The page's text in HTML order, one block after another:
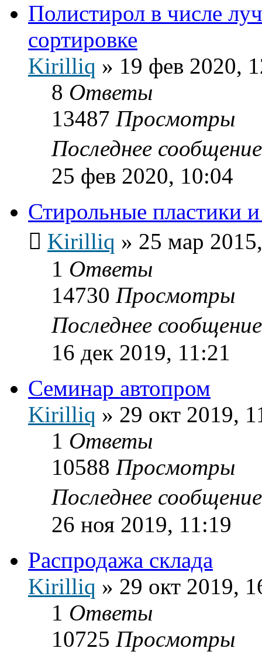
Полистирол в числе
сортировке
Kirilliq » 19 фев 2020,
8 Ответы
13487 Просмотры
Последнее
25 фев 2020, 10:04
Стирольные пластики
Kirilliq » 25 мар
1 Ответы
14730 Просмотры
Последнее
16 дек 2019, 11:21
Семинар автопром
Kirilliq » 29 окт 2019,
1 Ответы
10588 Просмотры
Последнее
26 ноя 2019, 11:19
Распродажа склада
Kirilliq » 29 окт 2019,
1 Ответы
10725 Просмотры